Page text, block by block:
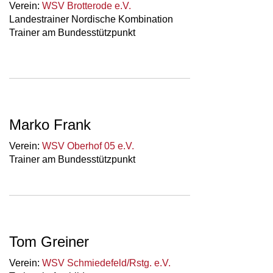
Verein: WSV Brotterode e.V.
Landestrainer Nordische Kombination
Trainer am Bundesstützpunkt
Marko Frank
Verein: WSV Oberhof 05 e.V.
Trainer am Bundesstützpunkt
Tom Greiner
Verein: WSV Schmiedefeld/Rstg. e.V.